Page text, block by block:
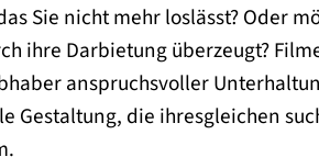
Sie nicht mehr loslässt? Oder
ihre Darbietung überzeugt?
anspruchsvoller
die ihresgleichen